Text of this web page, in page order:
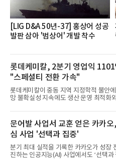
[LIG D&A 50년-37] 홍상어 성공
발판 삼아 '범상어' 개발 착수
롯데케미칼, 2분기 영업익 1101
"스페셜티 전환 가속"
롯데케미칼이 중동 지역 지정학적 불안
망 불확실성 지속에도 생산 운영 최적화
어갔다.롯데케미칼이 2026년 2분기 연
액 5조6864억원, 영업이익 1101억원을
일 밝혔다. 사업별로는 기초화학 부문(롯
초소재사업·LC타이탄·LC USA·롯데대산
출 3조9403억원, 영업이익 23억원을 기
보수 영향과 원료 가격 변동에 따른 래깅
기 대비 수익성은 둔화됐지만 흑자 전환
문어발 사업서 교훈 얻은 카카오
심 사업 '선택과 집중'
분기 최대 실적을 기록한 카카오가 성장
진하는 인공지능(AI) 사업에서도 ‘선택과